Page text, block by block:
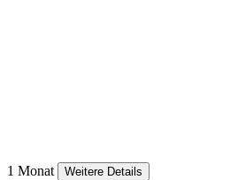
1 Monat
Weitere Details